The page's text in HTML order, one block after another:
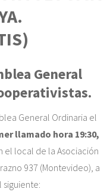
General
General Ordinaria el
llamado hora 19:30,
el local de la Asociación
937 (Montevideo), a